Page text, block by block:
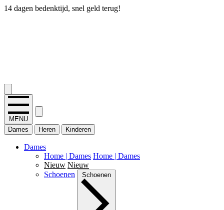
14 dagen bedenktijd, snel geld terug!
MENU
Dames
Heren Kinderen
Dames
Home | Dames Home | Dames
Nieuw Nieuw
Schoenen
Schoenen